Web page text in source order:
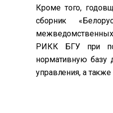
Кроме того,
сборник
межведомственных
РИКК БГУ при
нормативную базу
управления, а